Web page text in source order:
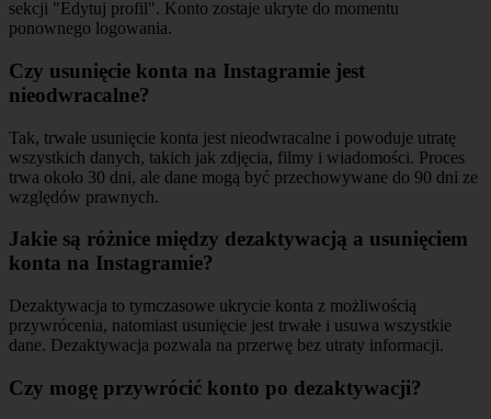
sekcji "Edytuj profil". Konto zostaje ukryte do momentu
ponownego logowania.
Czy usunięcie konta na Instagramie jest
nieodwracalne?
Tak, trwałe usunięcie konta jest nieodwracalne i powoduje utratę
wszystkich danych, takich jak zdjęcia, filmy i wiadomości. Proces
trwa około 30 dni, ale dane mogą być przechowywane do 90 dni ze
względów prawnych.
Jakie są różnice między dezaktywacją a usunięciem
konta na Instagramie?
Dezaktywacja to tymczasowe ukrycie konta z możliwością
przywrócenia, natomiast usunięcie jest trwałe i usuwa wszystkie
dane. Dezaktywacja pozwala na przerwę bez utraty informacji.
Czy mogę przywrócić konto po dezaktywacji?